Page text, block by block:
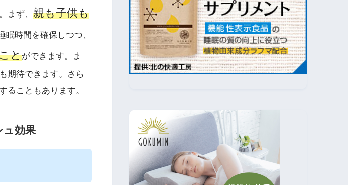
まず、 親も子供も
眠時間を確保しつつ、
とができます。ま
期待できます。さら
ることもあります。
ュ効果